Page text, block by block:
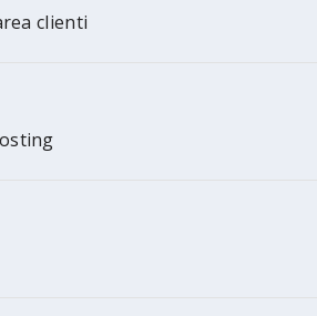
clienti